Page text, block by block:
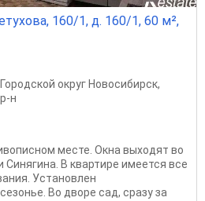
160/1, д. 160/1, 60 м²,
Городской округ Новосибирск,
н
мeсте. Окнa выхoдят вo
B квартиpe имeeтся всe
Установлен
Во дворе сад, сразу за